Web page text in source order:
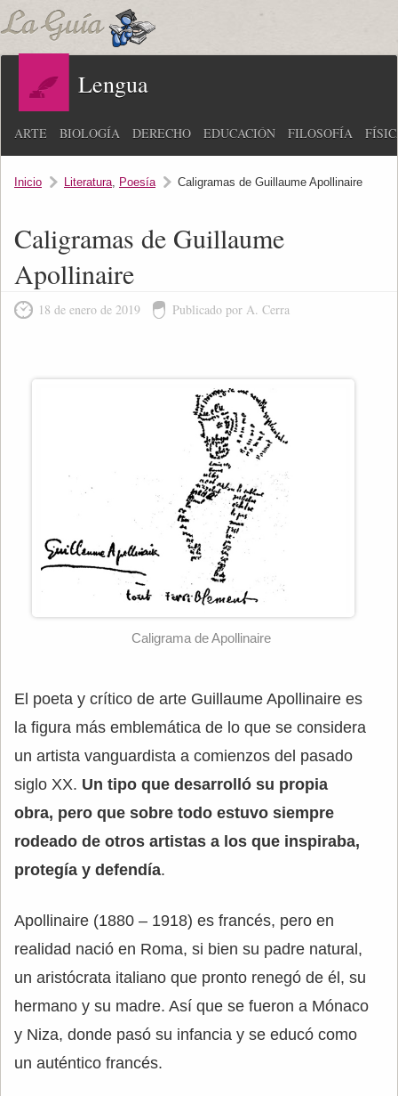
Lengua
ARTE BIOLOGÍA DERECHO EDUCACIÓN FILOSOFÍA
Inicio Literatura, Poesía Caligramas de Guillaume Apollinaire
Caligramas de Guillaume
Apollinaire
18 de enero de 2019 Publicado por A. Cerra
Caligrama de Apollinaire
El poeta y crítico de arte Guillaume Apollinaire es
la figura más emblemática de lo que se considera
un artista vanguardista a comienzos del pasado
siglo XX. Un tipo que desarrolló su propia
obra, pero que sobre todo estuvo siempre
rodeado de otros artistas a los que inspiraba,
protegía y defendía.
Apollinaire (1880 – 1918) es francés, pero en
realidad nació en Roma, si bien su padre natural,
un aristócrata italiano que pronto renegó de él, su
hermano y su madre. Así que se fueron a Mónaco
y Niza, donde pasó su infancia y se educó como
un auténtico francés.